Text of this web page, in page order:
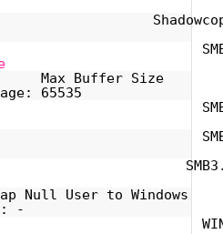
Max Buffer Size
65535
Null User to Windows
-